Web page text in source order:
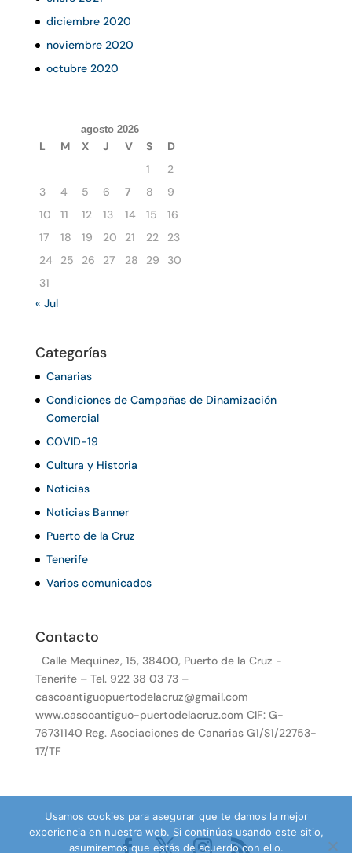
diciembre 2020
noviembre 2020
octubre 2020
agosto 2026
L M X J V S
D
1
2
3
4 5 6 7 8
9
10
11 12 13 14 15
16
17
18 19 20 21 22
23
24
25 26 27 28 29
30
31
« Jul
Categorías
Canarias
Condiciones de Campañas de Dinamización
Comercial
COVID-19
Cultura y Historia
Noticias
Noticias Banner
Puerto de la Cruz
Tenerife
Varios comunicados
Contacto
Calle Mequinez, 15, 38400, Puerto de la Cruz -
Tenerife – Tel. 922 38 03 73 –
cascoantiguopuertodelacruz@gmail.com
www.cascoantiguo-puertodelacruz.com CIF: G-
76731140 Reg. Asociaciones de Canarias G1/S1/22753-
17/TF
Usamos cookies para asegurar que te damos la mejor
experiencia en nuestra web. Si continúas usando este sitio,
asumiremos que estás de acuerdo con ello.